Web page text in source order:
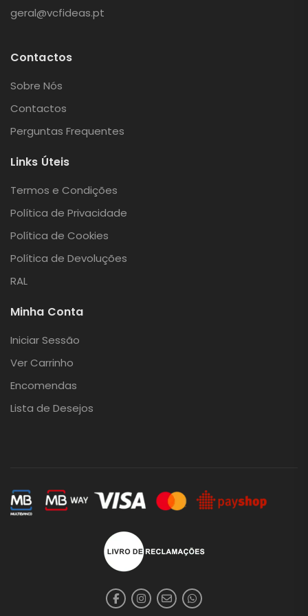
geral@vcfideas.pt
Contactos
Sobre Nós
Contactos
Perguntas Frequentes
Links Úteis
Termos e Condições
Política de Privacidade
Política de Cookies
Política de Devoluções
RAL
Minha Conta
Iniciar Sessão
Ver Carrinho
Encomendas
Lista de Desejos